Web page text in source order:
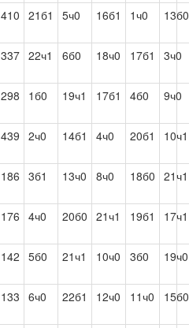
21б1 5ч0 16б1 1ч0 13б0
22ч1 6б0 18ч0 17б1 3ч0
1б0 19ч1 17б1 4б0 9ч0
2ч0 14б1 4ч0 20б1 10ч1
3б1 13ч0 8ч0 18б0 21ч1
4ч0 20б0 21ч1 19б1 17ч1
5б0 21ч1 10ч0 3б0 19ч0
6ч0 22б1 12ч0 11ч0 15б0